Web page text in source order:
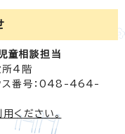
童相談担当
4階
番号：048-464-
ください。